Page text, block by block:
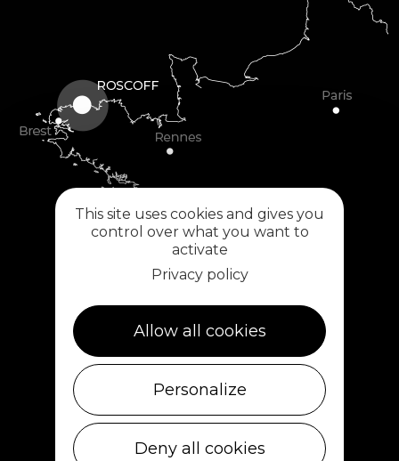
Plouescat
5, rue des Halles
02 98 69 62 18
This site uses cookies and gives you
control over what you want to
activate
Privacy policy
Allow all cookies
Personalize
Deny all cookies